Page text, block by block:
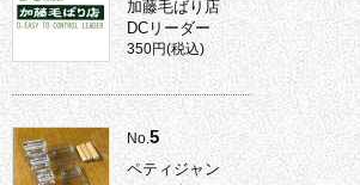
加藤毛ばり店
DCリーダー
350円(税込)
No.5
ペティジャン